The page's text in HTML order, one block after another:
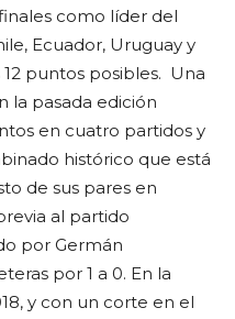
como líder del
Ecuador, Uruguay y
puntos posibles. Una
la pasada edición
en cuatro partidos y
histórico que está
de sus pares en
al partido
por Germán
por 1 a 0. En la
y con un corte en el